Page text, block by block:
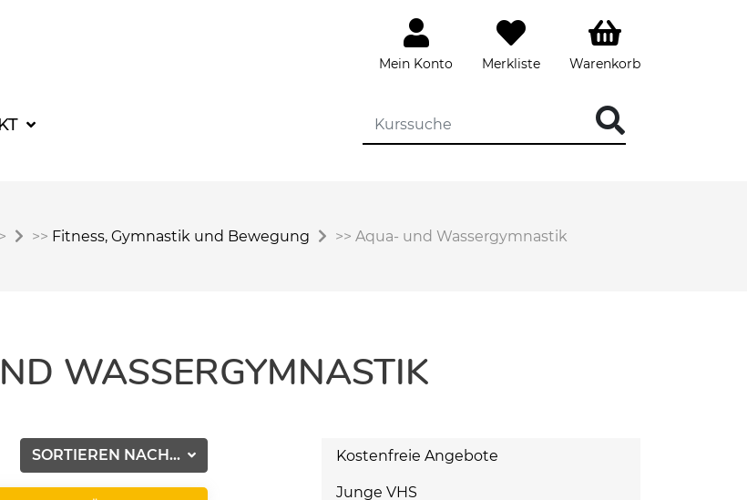
Mein Konto Merkliste Warenkorb
>> Fitness, Gymnastik und Bewegung >> Aqua- und Wassergymnastik
WASSERGYMNASTIK
SORTIEREN NACH... Kostenfreie Angebote
Junge VHS